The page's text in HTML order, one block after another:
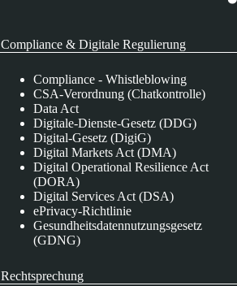
Compliance & Digitale Regulierung
Compliance - Whistleblowing
CSA-Verordnung (Chatkontrolle)
Data Act
Digitale-Dienste-Gesetz (DDG)
Digital-Gesetz (DigiG)
Digital Markets Act (DMA)
Digital Operational Resilience Act
(DORA)
Digital Services Act (DSA)
ePrivacy-Richtlinie
Gesundheitsdatennutzungsgesetz
(GDNG)
Rechtsprechung